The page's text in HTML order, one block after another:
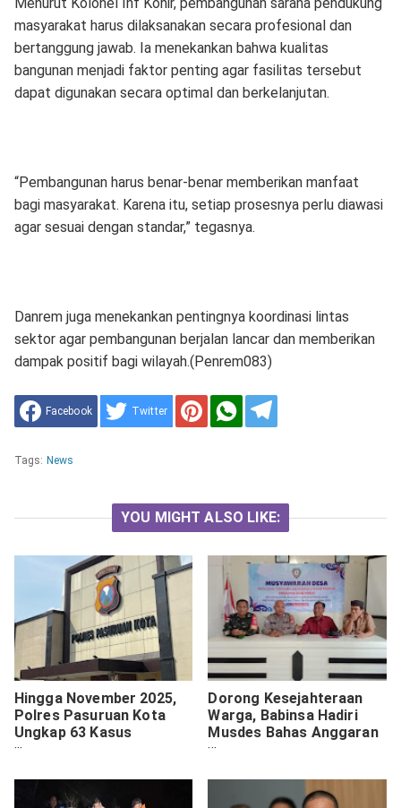
masyarakat harus dilaksanakan secara profesional dan
bertanggung jawab. Ia menekankan bahwa kualitas
bangunan menjadi faktor penting agar fasilitas tersebut
dapat digunakan secara optimal dan berkelanjutan.
“Pembangunan harus benar-benar memberikan manfaat
bagi masyarakat. Karena itu, setiap prosesnya perlu diawasi
agar sesuai dengan standar,” tegasnya.
Danrem juga menekankan pentingnya koordinasi lintas
sektor agar pembangunan berjalan lancar dan memberikan
dampak positif bagi wilayah.(Penrem083)
Facebook Twitter
Tags: News
YOU MIGHT ALSO LIKE:
Hingga November 2025,
Polres Pasuruan Kota
Ungkap 63 Kasus
Narkoba — Barang Bukti
dari Tahun Lalu
Dorong Kesejahteraan
Warga, Babinsa Hadiri
Musdes Bahas Anggaran
Pasar Murah